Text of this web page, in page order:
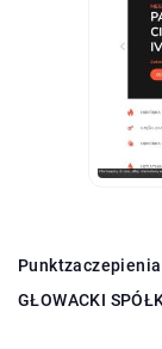
Punktzaczepienia
GŁOWACKI